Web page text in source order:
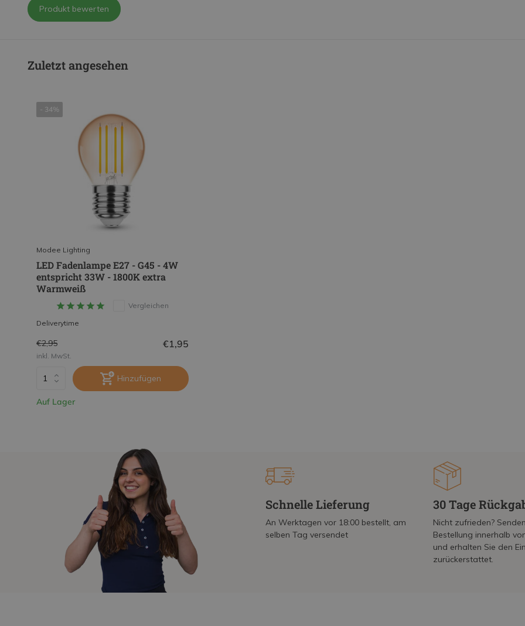
Produkt bewerten
Zuletzt angesehen
- 34%
Modee Lighting
LED Fadenlampe E27 - G45 - 4W
entspricht 33W - 1800K extra
Warmweiß
Vergleichen
Deliverytime
€2,95 €1,95
inkl. MwSt.
Hinzufügen
Auf Lager
Schnelle Lieferung
An Werktagen vor 18:00 bestellt, am
selben Tag versendet
30 Tage
Nicht zufrieden?
Bestellung innerhalb
und erhalten Sie den
zurückerstattet.